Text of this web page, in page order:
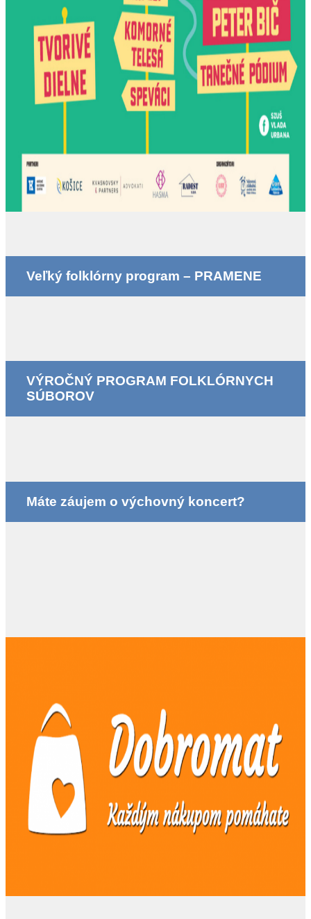
Veľký folklórny program – PRAMENE
VÝROČNÝ PROGRAM FOLKLÓRNYCH
SÚBOROV
Máte záujem o výchovný koncert?